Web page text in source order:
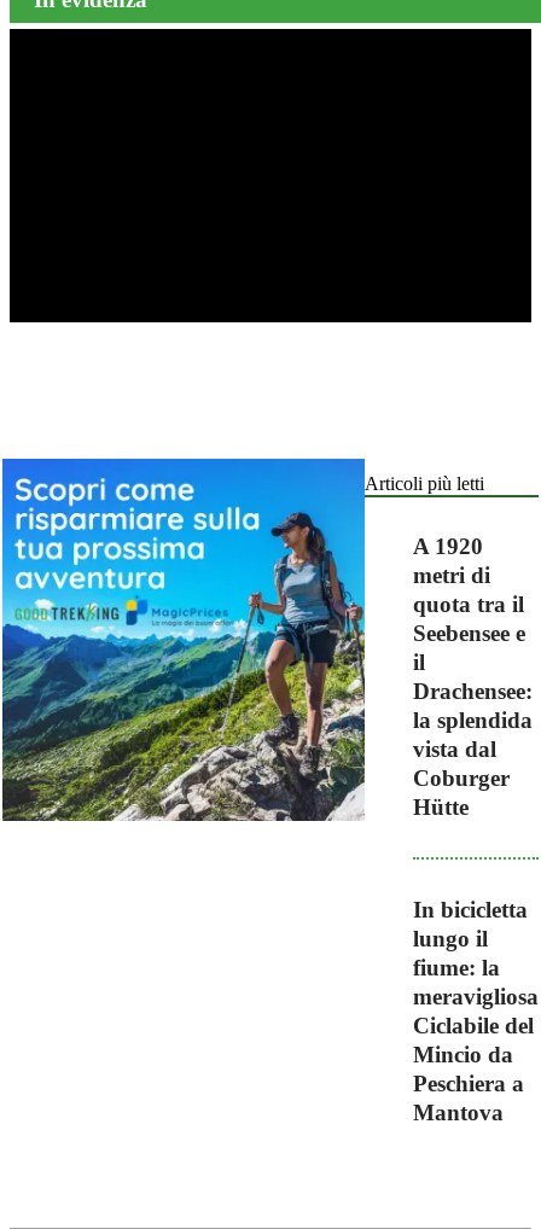
Articoli più letti
A 1920
metri di
quota tra il
Seebensee e
il
Drachensee:
la splendida
vista dal
Coburger
Hütte
In bicicletta
lungo il
fiume: la
meravigliosa
Ciclabile del
Mincio da
Peschiera a
Mantova